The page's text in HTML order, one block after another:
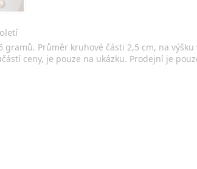
Průměr kruhové části 2,5 cm, na
ceny, je pouze na ukázku. Prodejní je